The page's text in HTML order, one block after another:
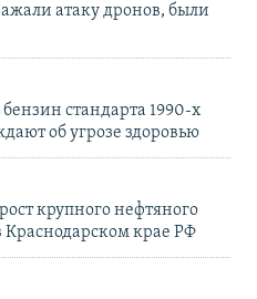
атаку дронов, были
стандарта 1990-х
об угрозе здоровью
крупного нефтяного
Краснодарском крае РФ